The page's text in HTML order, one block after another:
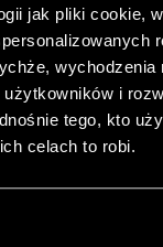
jak pliki cookie,
wychodzenia
i
tego, kto
celach to robi.
dane dotyczące
o ofercie –
CD PROJEKT
przekazuje w
dalej
RB 26/2024